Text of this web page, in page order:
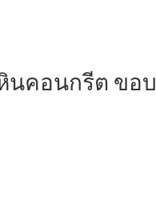
นคอนกรีต ขอบ